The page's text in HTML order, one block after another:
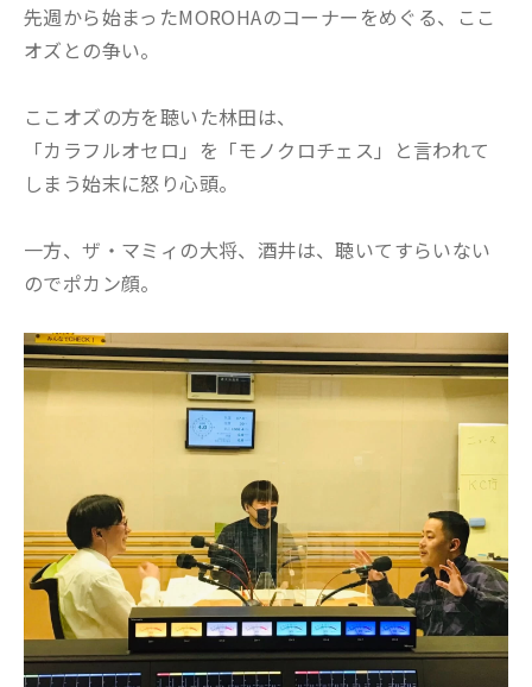
先週から始まったMOROHAのコーナーをめぐる、ここ
オズとの争い。
ここオズの方を聴いた林田は、
「カラフルオセロ」を「モノクロチェス」と言われて
しまう始末に怒り心頭。
一方、ザ・マミィの大将、酒井は、聴いてすらいない
のでポカン顔。